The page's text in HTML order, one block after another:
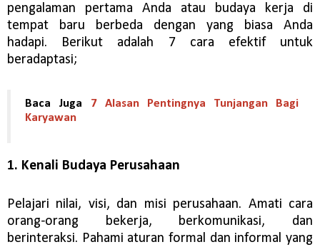
pengalaman pertama Anda atau budaya kerja di
tempat baru berbeda dengan yang biasa Anda
hadapi. Berikut adalah 7 cara efektif untuk
beradaptasi;
Baca Juga 7 Alasan Pentingnya Tunjangan Bagi
Karyawan
1. Kenali Budaya Perusahaan
Pelajari nilai, visi, dan misi perusahaan. Amati cara
orang-orang bekerja, berkomunikasi, dan
berinteraksi. Pahami aturan formal dan informal yang